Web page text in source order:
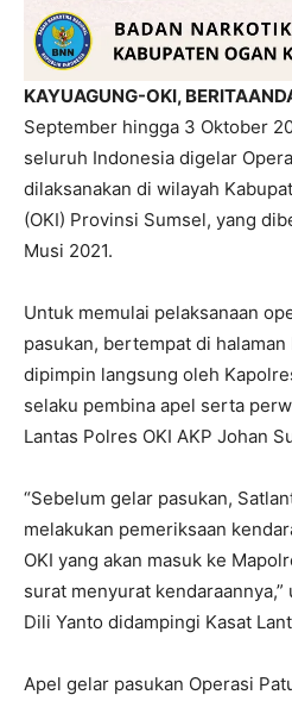
KAYUAGUNG-OKI,
September hingga 3 Oktober
seluruh Indonesia digelar
dilaksanakan di wilayah
(OKI) Provinsi Sumsel, yang
Musi 2021.
Untuk memulai pelaksanaan
pasukan, bertempat di halaman
dipimpin langsung oleh
selaku pembina apel serta
Lantas Polres OKI AKP Johan
“Sebelum gelar pasukan,
melakukan pemeriksaan
OKI yang akan masuk ke
surat menyurat kendaraannya,”
Dili Yanto didampingi Kasat
Apel gelar pasukan Operasi